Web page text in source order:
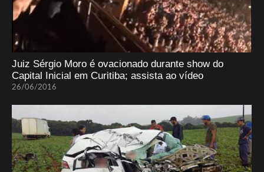
Juiz Sérgio Moro é ovacionado durante show do
Capital Inicial em Curitiba; assista ao vídeo
26/06/2016